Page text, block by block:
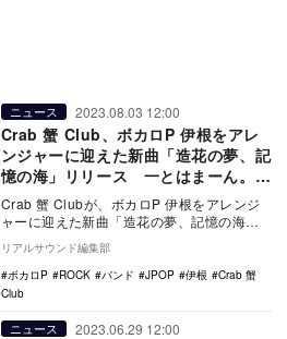
ニュース 2023.08.03 12:00
Crab 蟹 Club、ボカロP 伊根をアレ
ンジャーに迎えた新曲「造花の夢、記
憶の海」リリース 一とはまーん。が
手掛けたMVも
Crab 蟹 Clubが、ボカロP 伊根をアレンジ
ャーに迎えた新曲「造花の夢、記憶の海」
をリリース。同曲MVを公開した。 造花…
リアルサウンド編集部
ボカロP
ROCK バンド JPOP 伊根
Crab 蟹
Club
ニュース 2023.06.29 12:00